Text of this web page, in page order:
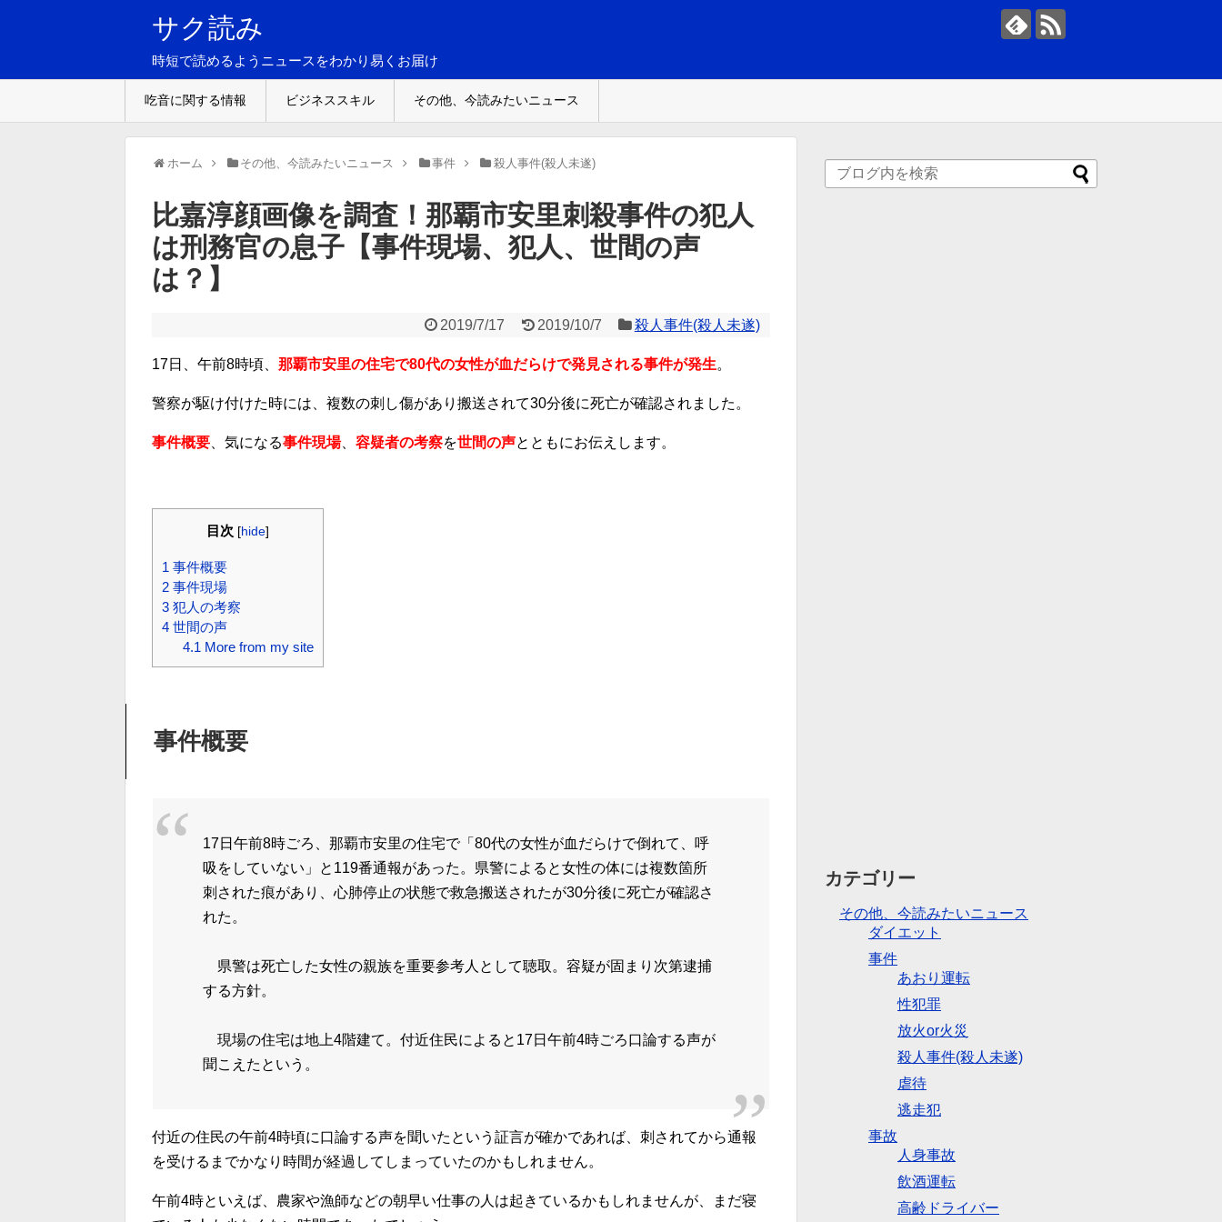
サク読み
時短で読めるようニュースをわかり易くお届け
吃音に関する情報 ビジネススキル その他、今読みたいニュース
ホーム その他、今読みたいニュース 事件 殺人事件(殺人未遂)
比嘉淳顔画像を調査！那覇市安里刺殺事件の犯人
は刑務官の息子【事件現場、犯人、世間の声
は？】
2019/7/17 2019/10/7 殺人事件(殺人未遂)
17日、午前8時頃、 那覇市安里の住宅で80代の女性が血だらけで発見される事件が発生。
警察が駆け付けた時には、複数の刺し傷があり搬送されて30分後に死亡が確認されました。
事件概要 、気になる事件現場、 容疑者の考察を世間の声とともにお伝えします。
目次 [hide]
1 事件概要
2 事件現場
3 犯人の考察
4 世間の声
4.1 More from my site
事件概要
17日午前8時ごろ、那覇市安里の住宅で「80代の女性が血だらけで倒れて、呼
吸をしていない」と119番通報があった。県警によると女性の体には複数箇所
刺された痕があり、心肺停止の状態で救急搬送されたが30分後に死亡が確認さ
れた。
県警は死亡した女性の親族を重要参考人として聴取。容疑が固まり次第逮捕
する方針。
現場の住宅は地上4階建て。付近住民によると17日午前4時ごろ口論する声が
聞こえたという。
付近の住民の午前4時頃に口論する声を聞いたという証言が確かであれば、刺されてから通報
を受けるまでかなり時間が経過してしまっていたのかもしれません。
午前4時といえば、農家や漁師などの朝早い仕事の人は起きているかもしれませんが、まだ寝
カテゴリー
その他、今読みたいニュース
ダイエット
事件
あおり運転
性犯罪
放火or火災
殺人事件(殺人未遂)
虐待
逃走犯
事故
人身事故
飲酒運転
高齢ドライバー